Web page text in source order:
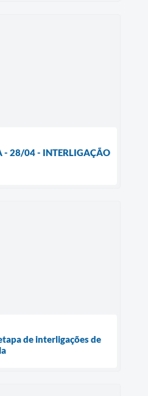
- 28/04 - INTERLIGAÇÃO
de interligações de